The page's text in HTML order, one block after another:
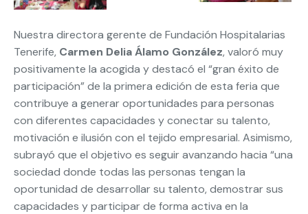
Nuestra directora gerente de Fundación Hospitalarias
Tenerife, Carmen Delia Álamo González, valoró muy
positivamente la acogida y destacó el “gran éxito de
participación” de la primera edición de esta feria que
contribuye a generar oportunidades para personas
con diferentes capacidades y conectar su talento,
motivación e ilusión con el tejido empresarial. Asimismo,
subrayó que el objetivo es seguir avanzando hacia “una
sociedad donde todas las personas tengan la
oportunidad de desarrollar su talento, demostrar sus
capacidades y participar de forma activa en la